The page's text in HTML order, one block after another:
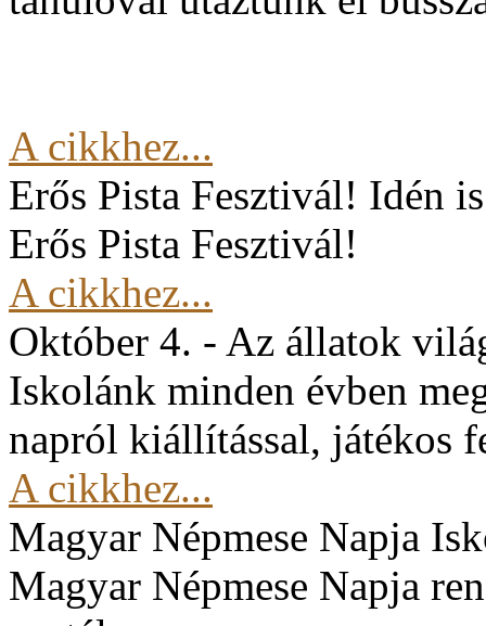
A cikkhez...
Erős Pista Fesztivál! Idén
Erős Pista Fesztivál!
A cikkhez...
Október 4. - Az állatok
Iskolánk minden évben
napról kiállítással, játékos
A cikkhez...
Magyar Népmese Napja
Magyar Népmese Napja